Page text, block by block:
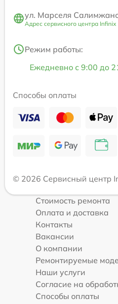
ул. Марселя
Адрес сервисного центра Infinix
Режим работы:
Ежедневно с 9:00 до
Способы оплаты
© 2026 Сервисный центр
Стоимость ремонта
Оплата и доставка
Контакты
Вакансии
О компании
Ремонтируемые
Наши услуги
Согласие на
Способы оплаты